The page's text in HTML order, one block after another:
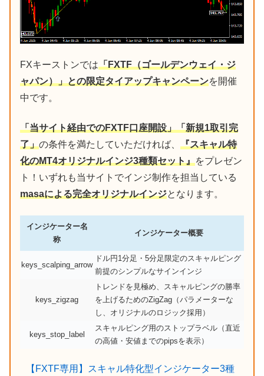
FXキーストンでは「FXTF（ゴールデンウェイ・ジ
ャパン）」との限定タイアップキャンペーンを開催
中です。
「当サイト経由でのFXTF口座開設」「新規1取引完
了」の条件を満たしていただければ、 『スキャル特
化のMT4オリジナルインジ3種類セット』をプレゼン
ト！いずれも当サイトでインジ制作を担当している
masaによる完全オリジナルインジとなります。
インジケーター名
称
インジケーター概要
keys_scalping_arrow
ドル円1分足・5分足限定のスキャルピング
前提のシンプルなサインインジ
keys_zigzag
トレンドを見極め、スキャルピングの勝率
を上げるためのZigZag（パラメーターな
し、オリジナルのロジック採用）
keys_stop_label
スキャルピング用のストップラベル（直近
の高値・安値までのpipsを表示）
【FXTF専用】スキャル特化型インジケーター3種